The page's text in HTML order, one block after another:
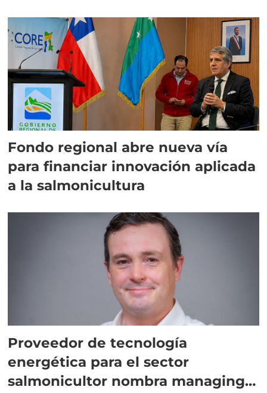
Fondo regional abre nueva vía
para financiar innovación aplicada
a la salmonicultura
Proveedor de tecnología
energética para el sector
salmonicultor nombra managing